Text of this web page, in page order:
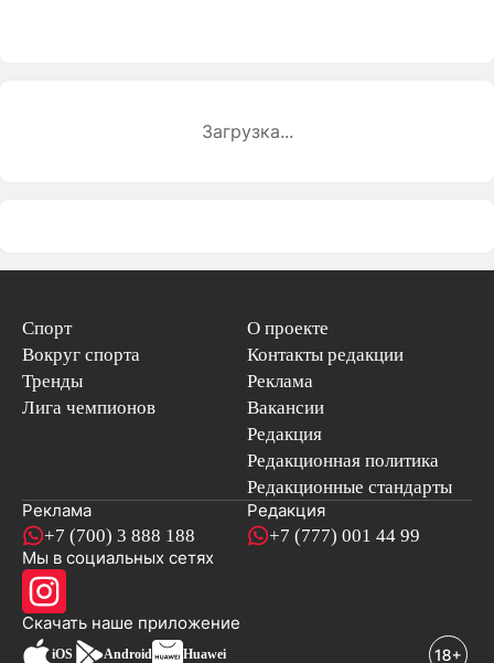
Загрузка...
Спорт
Вокруг спорта
Тренды
Лига чемпионов
О проекте
Контакты редакции
Реклама
Вакансии
Редакция
Редакционная политика
Редакционные стандарты
Реклама
+7 (700) 3 888 188
Редакция
+7 (777) 001 44 99
Мы в социальных сетях
Скачать наше приложениеновостей
iOS Android Huawei